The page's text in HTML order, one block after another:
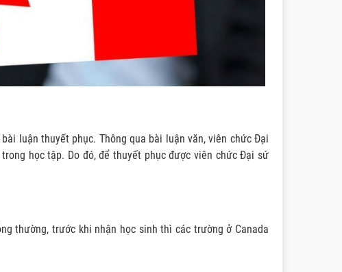
luận thuyết phục. Thông qua bài luận văn, viên chức Đại
học tập. Do đó, để thuyết phục được viên chức Đại sứ
thường, trước khi nhận học sinh thì các trường ở Canada